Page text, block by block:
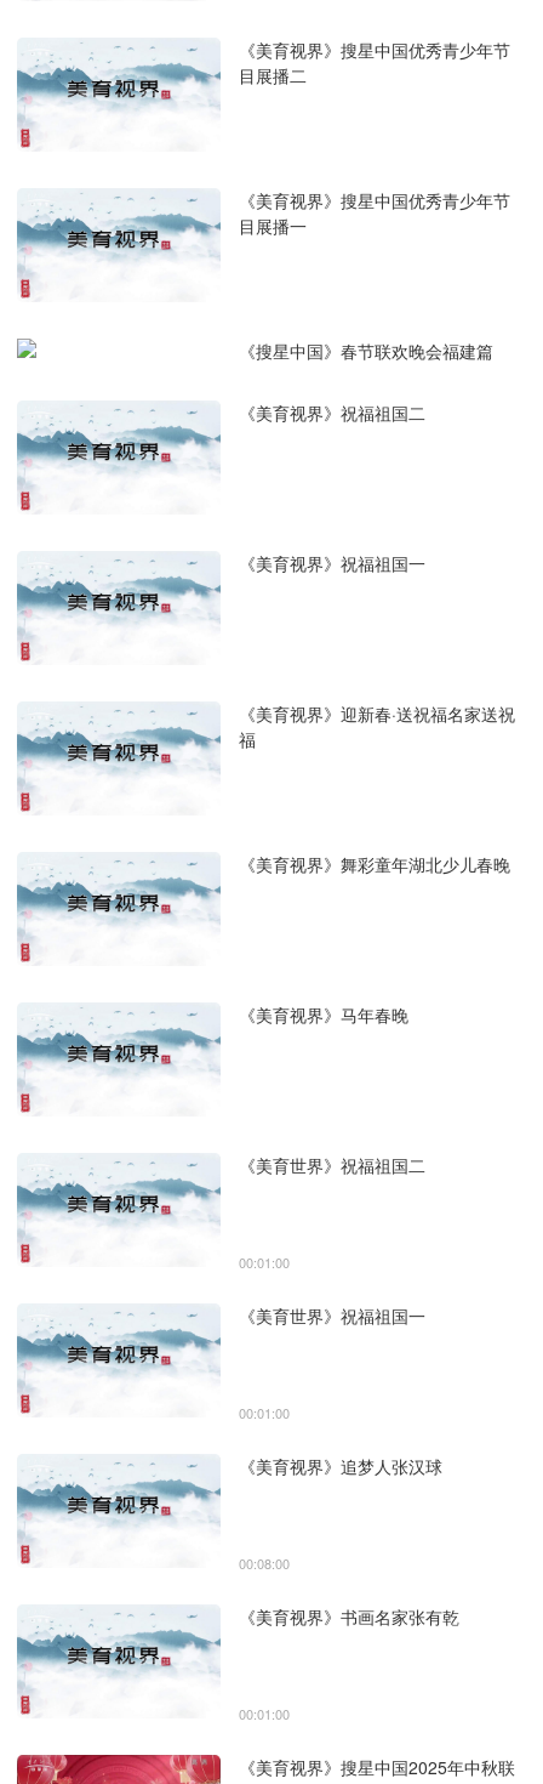
《美育视界》搜星中国优秀青少年节
目展播二
《美育视界》搜星中国优秀青少年节
目展播一
《搜星中国》春节联欢晚会福建篇
《美育视界》祝福祖国二
《美育视界》祝福祖国一
《美育视界》迎新春·送祝福名家送祝
福
《美育视界》舞彩童年湖北少儿春晚
《美育视界》马年春晚
《美育世界》祝福祖国二
00:01:00
《美育世界》祝福祖国一
00:01:00
《美育视界》追梦人张汉球
00:08:00
《美育视界》书画名家张有乾
00:01:00
《美育视界》搜星中国2025年中秋联